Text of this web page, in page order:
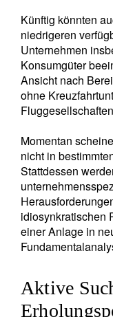
Künftig könnten
niedrigeren
Unternehmen
Konsumgüter
Ansicht nach
ohne
Momentan
nicht in
Stattdessen
idiosynkratischen
einer Anlage in
Aktive